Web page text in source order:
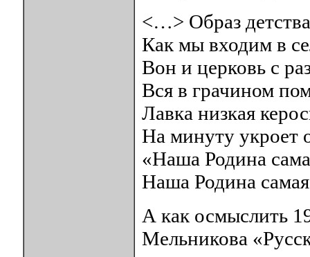
<…> Образ
Как мы входим в
Вон и церковь с
Вся в грачином
Лавка низкая
На минуту укроет
«Наша Родина
Наша Родина самая
А как осмыслить
Мельникова